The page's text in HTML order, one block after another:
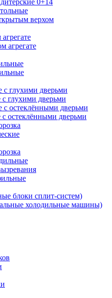
0+14
верхом
агрегате
глухими дверьми
глухими дверьми
остеклёнными дверьми
остеклёнными дверьми
блоки сплит-систем)
холодильные машины)